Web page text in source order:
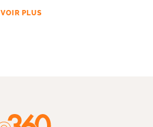
VOIR PLUS